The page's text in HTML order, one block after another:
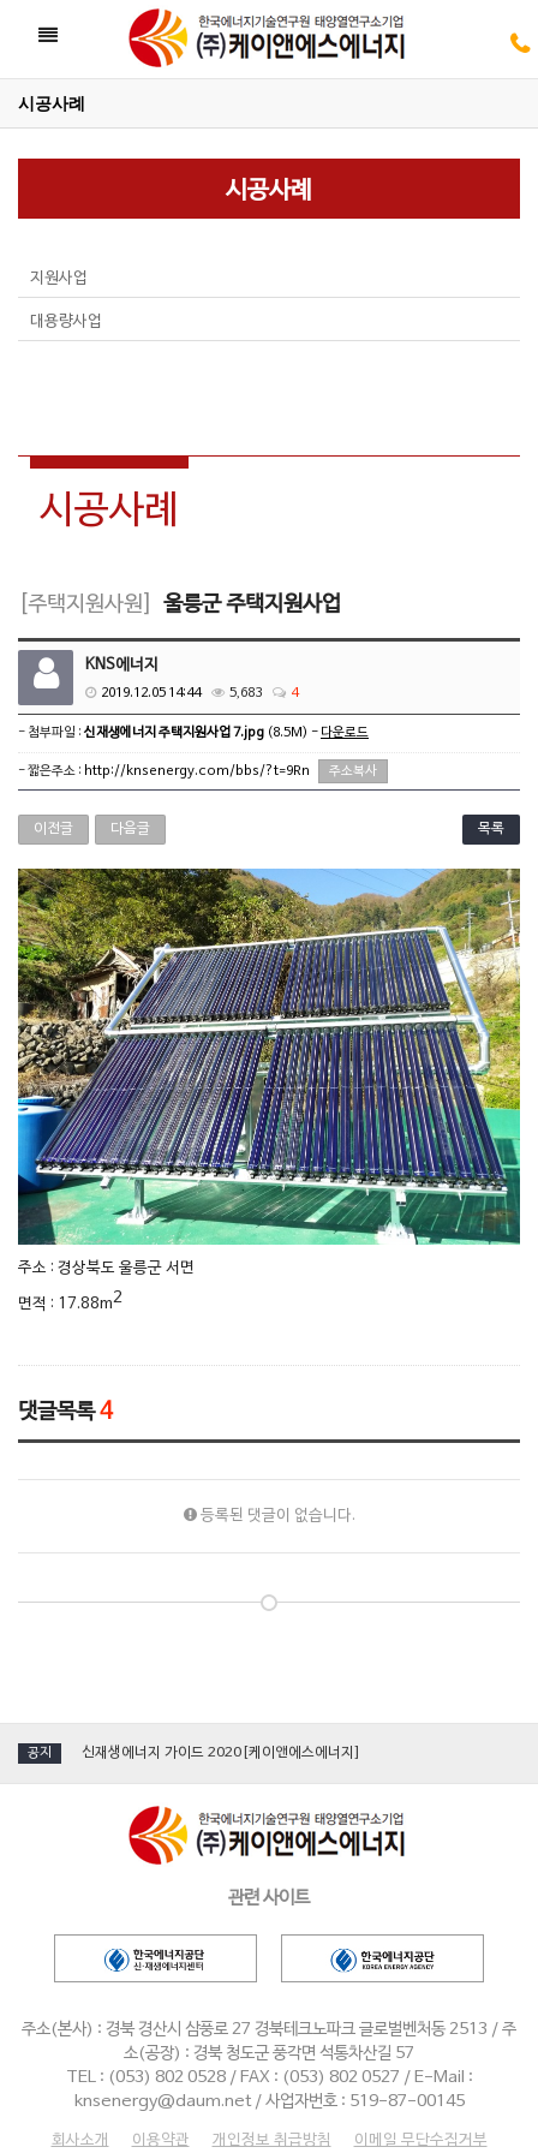
Toggle
시공사례
시공사례
지원사업
대용량사업
시공사례
[주택지원사원] 울릉군 주택지원사업
KNS에너지
2019.12.05 14:44 5,683 4
- 첨부파일 : 신재생에너지 주택지원사업 7.jpg (8.5M) - 다운로드
- 짧은주소 : http://knsenergy.com/bbs/?t=9Rn 주소복사
이전글 다음글 목록
주소 : 경상북도 울릉군 서면
면적 : 17.88m2
댓글목록4
등록된 댓글이 없습니다.
공지 신재생에너지 가이드 2020[케이앤에스에너지]
[영상_aving]케이앤에스에너지_2019 국제그린에너지엑스포
신재생에너지 가이드 2020[케이앤에스에너지]
[영상_aving]케이앤에스에너지_2019 국제그린에너지엑스포
2019 에너지대전 참가[케이앤에스에너지]
관련 사이트
주소(본사) : 경북 경산시 삼풍로 27 경북테크노파크 글로벌벤처동 2513 / 주
소(공장) : 경북 청도군 풍각면 석통차산길 57
TEL : (053) 802 0528 / FAX : (053) 802 0527 / E-Mail :
knsenergy@daum.net / 사업자번호 : 519-87-00145
회사소개 이용약관 개인정보 취급방침 이메일 무단수집거부